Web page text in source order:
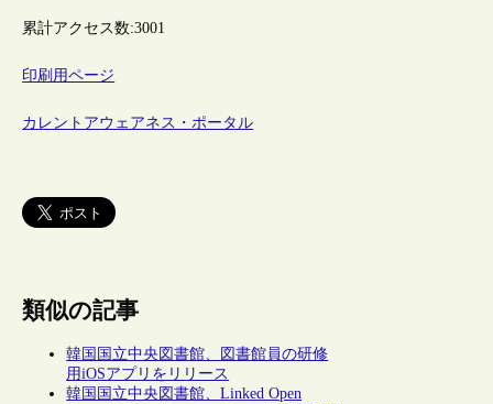
累計アクセス数:3001
印刷用ページ
カレントアウェアネス・ポータル
類似の記事
韓国国立中央図書館、図書館員の研修
用iOSアプリをリリース
韓国国立中央図書館、Linked Open